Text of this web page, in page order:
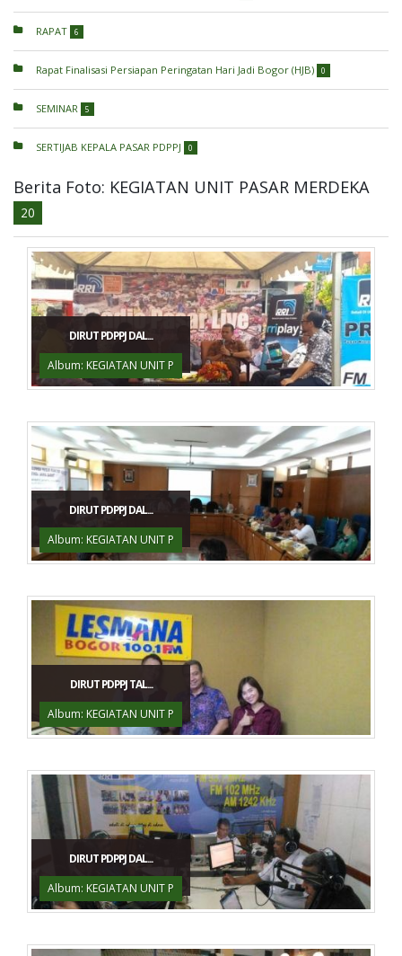
RAPAT 6
Rapat Finalisasi Persiapan Peringatan Hari Jadi Bogor (HJB) 0
SEMINAR 5
SERTIJAB KEPALA PASAR PDPPJ 0
Berita Foto: KEGIATAN UNIT PASAR MERDEKA
20
DIRUT PDPPJ DAL...
Album: KEGIATAN UNIT P
DIRUT PDPPJ DAL...
Album: KEGIATAN UNIT P
DIRUT PDPPJ TAL...
Album: KEGIATAN UNIT P
DIRUT PDPPJ DAL...
Album: KEGIATAN UNIT P